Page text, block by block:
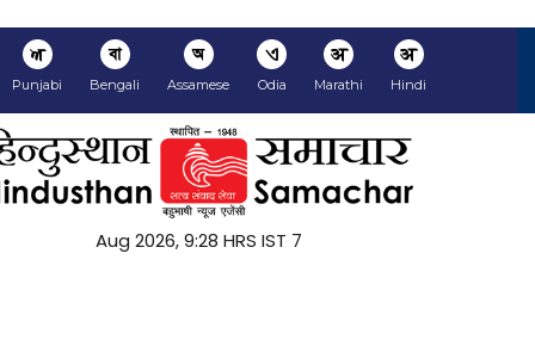
अ
Hindi
अ
Marathi
ଏ
Odia
অ
Assamese
বা
Bengali
ਅ
Punjabi
7 Aug 2026, 9:28 HRS IST